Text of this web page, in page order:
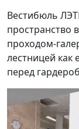
Вестибюль
пространство
проходом-
лестницей как
перед